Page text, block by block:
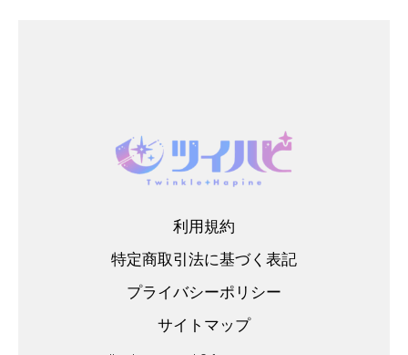
利用規約
特定商取引法に基づく表記
プライバシーポリシー
サイトマップ